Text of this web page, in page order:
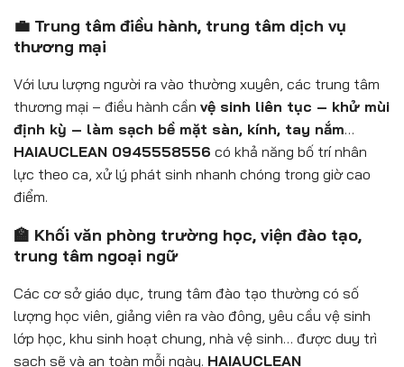
💼 Trung tâm điều hành, trung tâm dịch vụ
thương mại
Với lưu lượng người ra vào thường xuyên, các trung tâm
thương mại – điều hành cần vệ sinh liên tục – khử mùi
định kỳ – làm sạch bề mặt sàn, kính, tay nắm…
HAIAUCLEAN 0945558556 có khả năng bố trí nhân
lực theo ca, xử lý phát sinh nhanh chóng trong giờ cao
điểm.
🏫 Khối văn phòng trường học, viện đào tạo,
trung tâm ngoại ngữ
Các cơ sở giáo dục, trung tâm đào tạo thường có số
lượng học viên, giảng viên ra vào đông, yêu cầu vệ sinh
lớp học, khu sinh hoạt chung, nhà vệ sinh… được duy trì
sạch sẽ và an toàn mỗi ngày. HAIAUCLEAN